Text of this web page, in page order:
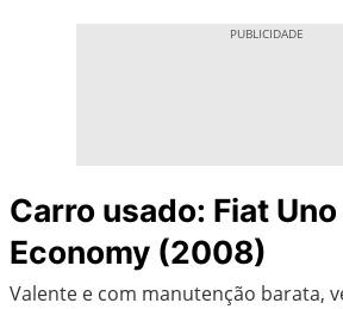
Carro usado: Fiat
Economy (2008)
Valente e com manutenção barata,